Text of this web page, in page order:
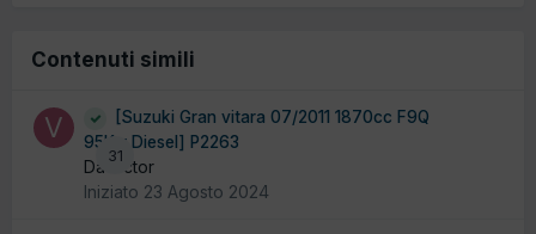
Contenuti simili
31
[Suzuki Gran vitara 07/2011 1870cc F9Q
95Kw Diesel] P2263
Da victor
Iniziato 23 Agosto 2024